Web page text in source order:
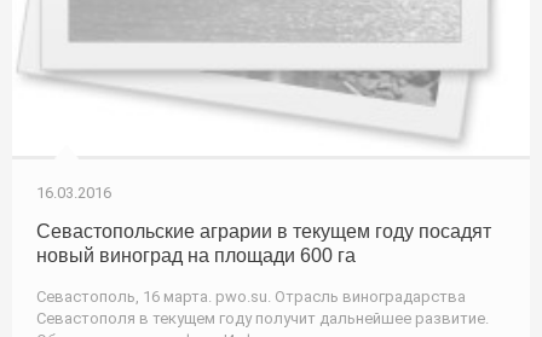
16.03.2016
Севастопольские аграрии в текущем году посадят
новый виноград на площади 600 га
Севастополь, 16 марта. pwo.su. Отрасль виноградарства
Севастополя в текущем году получит дальнейшее развитие.